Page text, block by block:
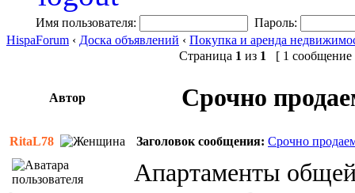
Имя пользователя:
Пароль:
HispaForum ‹ Доска объявлений ‹ Покупка и аренда
Страница 1 из 1 [ 1 сообщение
Автор Срочно
RitaL78 Заголовок сообщения: Срочно
Апартаменты